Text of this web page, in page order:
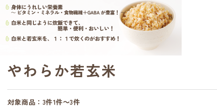
やわらか若玄米
対象商品： 3件1件～3件